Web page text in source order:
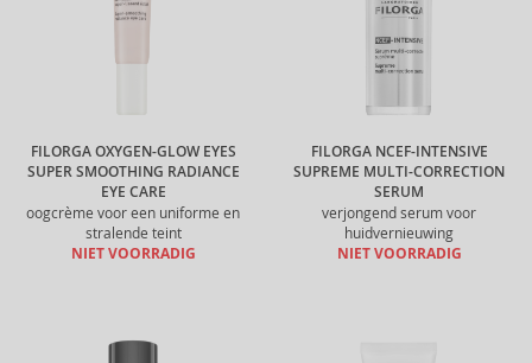
FILORGA OXYGEN-GLOW EYES
SUPER SMOOTHING RADIANCE
EYE CARE
oogcrème voor een uniforme en
stralende teint
NIET VOORRADIG
FILORGA NCEF-INTENSIVE
SUPREME MULTI-CORRECTION
SERUM
verjongend serum voor
huidvernieuwing
NIET VOORRADIG